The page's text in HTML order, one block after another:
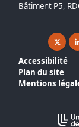
Bâtiment P5,
X (
Accessibilité
Plan du site
Mentions